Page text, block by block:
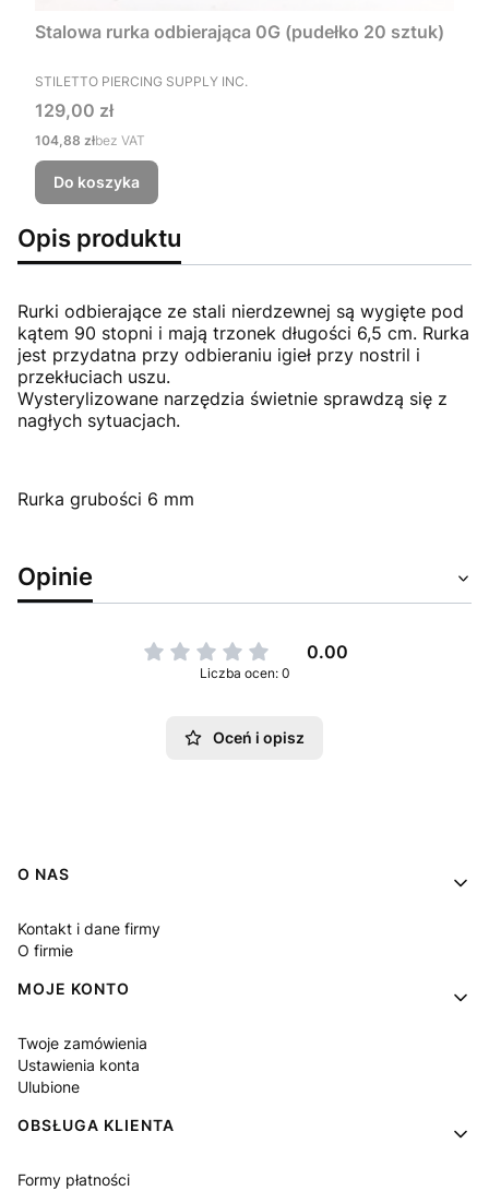
Stalowa rurka odbierająca 0G (pudełko 20 sztuk)
PRODUCENT
STILETTO PIERCING SUPPLY INC.
Cena
129,00 zł
Cena
104,88 złbez VAT
Do koszyka
Opis produktu
Rurki odbierające ze stali nierdzewnej są wygięte pod
kątem 90 stopni i mają trzonek długości 6,5 cm. Rurka
jest przydatna przy odbieraniu igieł przy nostril i
przekłuciach uszu.
Wysterylizowane narzędzia świetnie sprawdzą się z
nagłych sytuacjach.
Rurka grubości 6 mm
Opinie
0.00
Liczba ocen: 0
Oceń i opisz
Linki w stopce
O NAS
Kontakt i dane firmy
O firmie
MOJE KONTO
Twoje zamówienia
Ustawienia konta
Ulubione
OBSŁUGA KLIENTA
Formy płatności